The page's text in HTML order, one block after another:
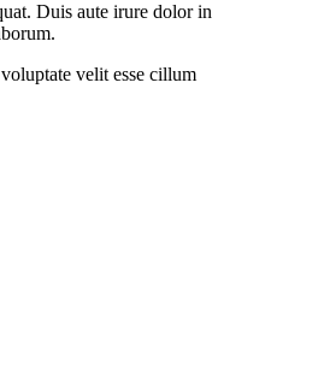
Duis aute irure dolor in
velit esse cillum